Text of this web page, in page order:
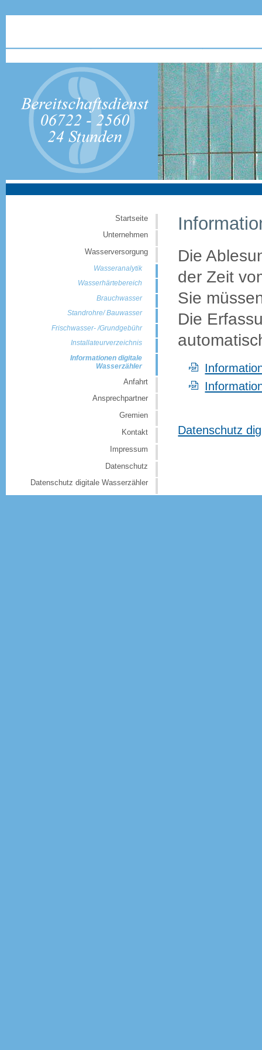
Die
der Zeit
Sie
Die
Datenschutz
Startseite
Unternehmen
Wasserversorgung
Wasseranalytik
Wasserhärtebereich
Brauchwasser
Standrohre/ Bauwasser
Frischwasser- /Grundgebühr
Installateurverzeichnis
Informationen digitale
Wasserzähler
Anfahrt
Ansprechpartner
Gremien
Kontakt
Impressum
Datenschutz
Datenschutz digitale Wasserzähler